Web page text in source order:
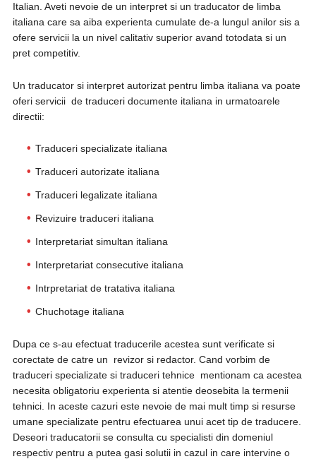
Italian. Aveti nevoie de un interpret si un traducator de limba
italiana care sa aiba experienta cumulate de-a lungul anilor sis a
ofere servicii la un nivel calitativ superior avand totodata si un
pret competitiv.
Un traducator si interpret autorizat pentru limba italiana va poate
oferi servicii de traduceri documente italiana in urmatoarele
directii:
Traduceri specializate italiana
Traduceri autorizate italiana
Traduceri legalizate italiana
Revizuire traduceri italiana
Interpretariat simultan italiana
Interpretariat consecutive italiana
Intrpretariat de tratativa italiana
Chuchotage italiana
Dupa ce s-au efectuat traducerile acestea sunt verificate si
corectate de catre un revizor si redactor. Cand vorbim de
traduceri specializate si traduceri tehnice mentionam ca acestea
necesita obligatoriu experienta si atentie deosebita la termenii
tehnici. In aceste cazuri este nevoie de mai mult timp si resurse
umane specializate pentru efectuarea unui acet tip de traducere.
Deseori traducatorii se consulta cu specialisti din domeniul
respectiv pentru a putea gasi solutii in cazul in care intervine o